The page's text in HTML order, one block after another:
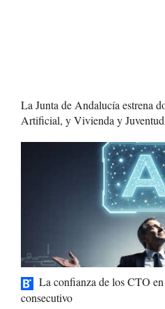
La Junta de Andalucía estrena
Artificial, y Vivienda y Juventud
La confianza de los CTO
consecutivo